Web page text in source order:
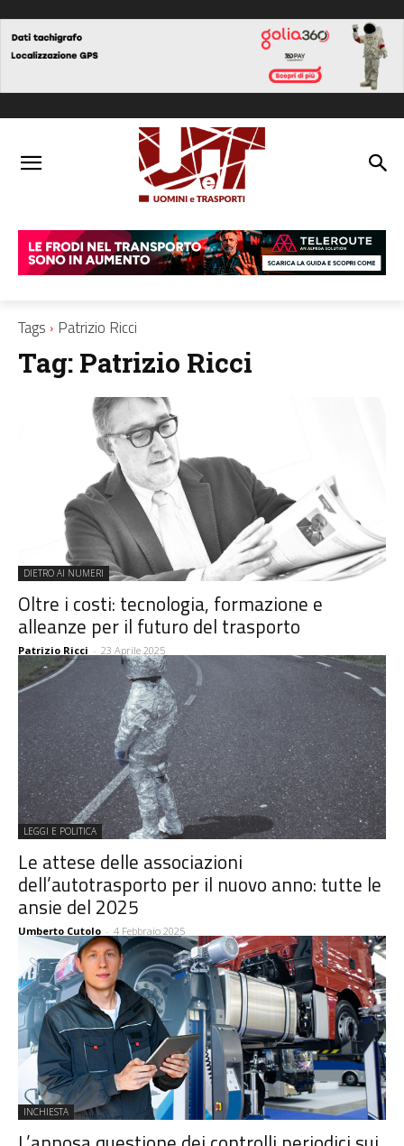
Tags Patrizio Ricci
Tag: Patrizio Ricci
DIETRO AI NUMERI
Oltre i costi: tecnologia, formazione e
alleanze per il futuro del trasporto
Patrizio Ricci - 23 Aprile 2025
LEGGI E POLITICA
Le attese delle associazioni
dell’autotrasporto per il nuovo anno: tutte le
ansie del 2025
Umberto Cutolo - 4 Febbraio 2025
INCHIESTA